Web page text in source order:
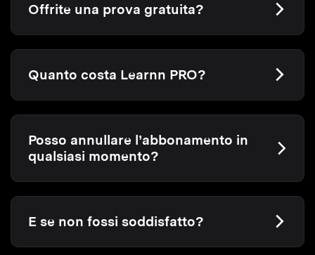
Offrite una prova gratuita?
Quanto costa Learnn PRO?
Posso annullare l’abbonamento in
qualsiasi momento?
E se non fossi soddisfatto?